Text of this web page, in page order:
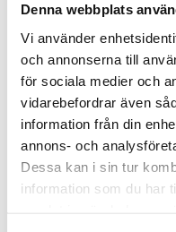
Denna webbplats
Vi använder
och annonserna till
för sociala medier och
vidarebefordrar även
information från din
annons- och
Dessa kan i sin tur
information som du har
BRP A-armsskydd
Aluminium G3L
1003768715005305
1 690,00 kr
4-10 dagar